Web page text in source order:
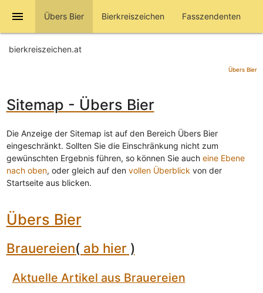
menu Übers Bier Bierkreiszeichen Fasszendenten
bierkreiszeichen.at
Übers Bier
Sitemap - Übers Bier
Die Anzeige der Sitemap ist auf den Bereich Übers Bier
eingeschränkt. Sollten Sie die Einschränkung nicht zum
gewünschten Ergebnis führen, so können Sie auch eine Ebene
nach oben, oder gleich auf den vollen Überblick von der
Startseite aus blicken.
Übers Bier
Brauereien( ab hier)
Aktuelle Artikel aus Brauereien